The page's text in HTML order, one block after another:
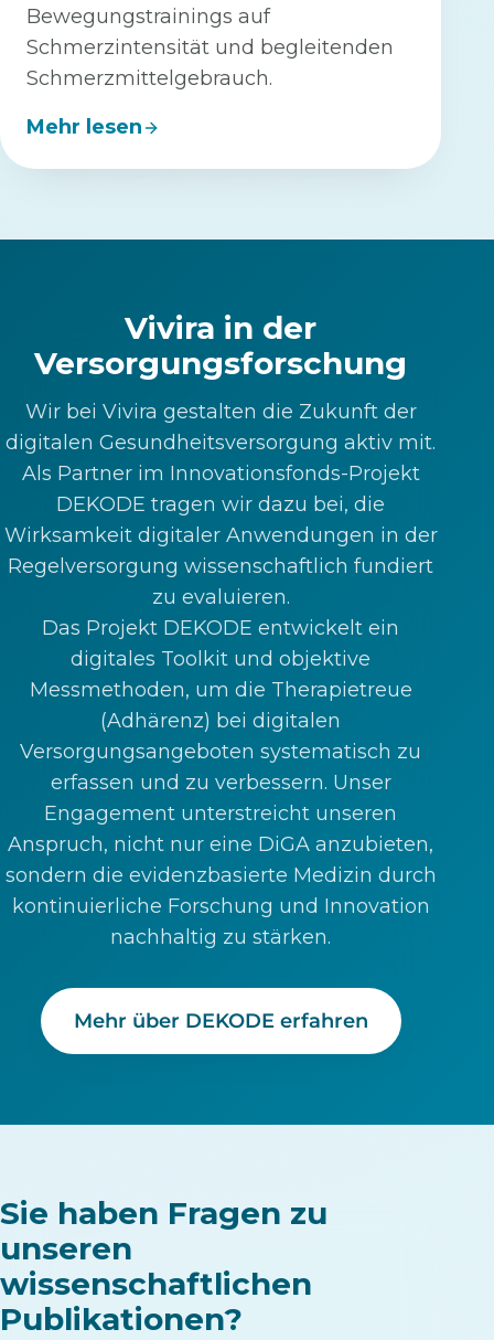
Bewegungstrainings auf
Schmerzintensität und begleitenden
Schmerzmittelgebrauch.
Mehr lesen
Vivira in der
Versorgungsforschung
Wir bei Vivira gestalten die Zukunft der
digitalen Gesundheitsversorgung aktiv mit.
Als Partner im Innovationsfonds-Projekt
DEKODE tragen wir dazu bei, die
Wirksamkeit digitaler Anwendungen in der
Regelversorgung wissenschaftlich fundiert
zu evaluieren.
Das Projekt DEKODE entwickelt ein
digitales Toolkit und objektive
Messmethoden, um die Therapietreue
(Adhärenz) bei digitalen
Versorgungsangeboten systematisch zu
erfassen und zu verbessern. Unser
Engagement unterstreicht unseren
Anspruch, nicht nur eine DiGA anzubieten,
sondern die evidenzbasierte Medizin durch
kontinuierliche Forschung und Innovation
nachhaltig zu stärken.
Mehr über DEKODE erfahren
Sie haben Fragen zu
unseren
wissenschaftlichen
Publikationen?